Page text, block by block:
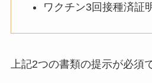
ワクチン3回接種済証
上記2つの書類の提示が必須